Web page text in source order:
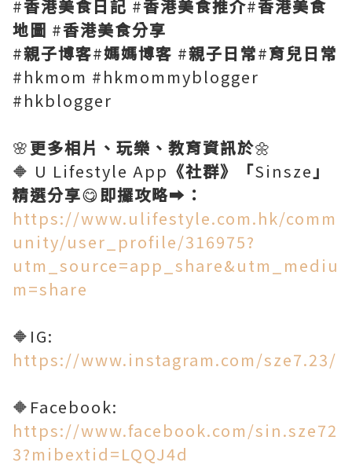
#香港美食日記 #香港美食推介#香港美食
地圖 #香港美食分享
#親子博客#媽媽博客 #親子日常#育兒日常
#hkmom #hkmommyblogger
#hkblogger
🌸更多相片、玩樂、教育資訊於🌼
🔶 U Lifestyle App 《社群》「Sinsze 」
精選分享😋即攞攻略➡️ ：
https://www.ulifestyle.com.hk/comm
unity/user_profile/316975?
utm_source=app_share&utm_mediu
m=share
🔶IG:
https://www.instagram.com/sze7.23/
🔶Facebook:
https://www.facebook.com/sin.sze72
3?mibextid=LQQJ4d